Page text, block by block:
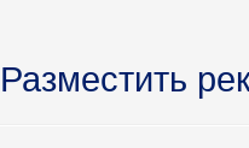
Разместить